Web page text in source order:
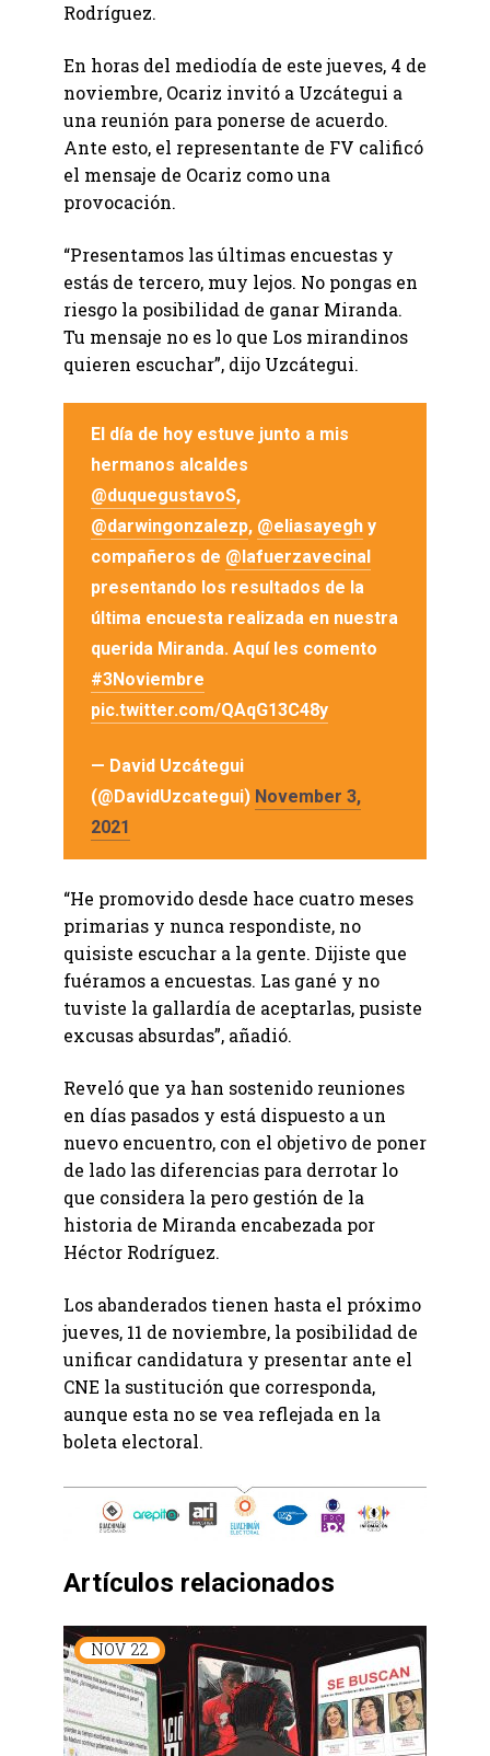
Rodríguez.
En horas del mediodía de este jueves, 4 de
noviembre, Ocariz invitó a Uzcátegui a
una reunión para ponerse de acuerdo.
Ante esto, el representante de FV calificó
el mensaje de Ocariz como una
provocación.
“Presentamos las últimas encuestas y
estás de tercero, muy lejos. No pongas en
riesgo la posibilidad de ganar Miranda.
Tu mensaje no es lo que Los mirandinos
quieren escuchar”, dijo Uzcátegui.
El día de hoy estuve junto a mis
hermanos alcaldes
@duquegustavoS,
@darwingonzalezp, @eliasayegh y
compañeros de @lafuerzavecinal
presentando los resultados de la
última encuesta realizada en nuestra
querida Miranda. Aquí les comento
#3Noviembre
pic.twitter.com/QAqG13C48y
— David Uzcátegui
(@DavidUzcategui) November 3,
2021
“He promovido desde hace cuatro meses
primarias y nunca respondiste, no
quisiste escuchar a la gente. Dijiste que
fuéramos a encuestas. Las gané y no
tuviste la gallardía de aceptarlas, pusiste
excusas absurdas”, añadió.
Reveló que ya han sostenido reuniones
en días pasados y está dispuesto a un
nuevo encuentro, con el objetivo de poner
de lado las diferencias para derrotar lo
que considera la pero gestión de la
historia de Miranda encabezada por
Héctor Rodríguez.
Los abanderados tienen hasta el próximo
jueves, 11 de noviembre, la posibilidad de
unificar candidatura y presentar ante el
CNE la sustitución que corresponda,
aunque esta no se vea reflejada en la
boleta electoral.
Artículos relacionados
NOV 22